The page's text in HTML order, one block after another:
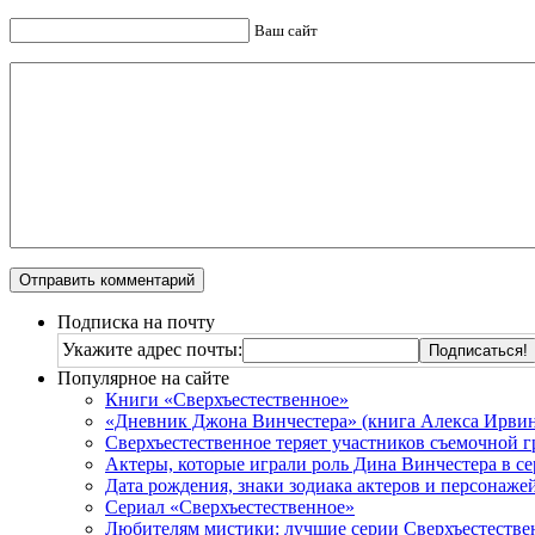
Ваш сайт
Подписка на почту
Укажите адрес почты:
Популярное на сайте
Книги «Сверхъестественное»
«Дневник Джона Винчестера» (книга Алекса
Сверхъестественное теряет участников съемочной
Актеры, которые играли роль Дина Винчестера в
Дата рождения, знаки зодиака актеров и
Сериал «Сверхъестественное»
Любителям мистики: лучшие серии